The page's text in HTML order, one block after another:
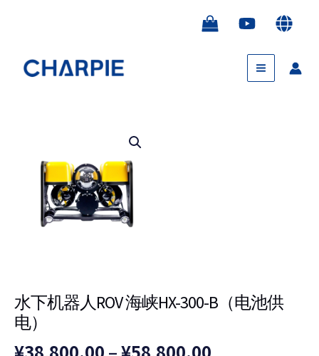
Main
Menu
水下机器人ROV 海峡HX-300-B（电池供
电）
300-
B（电
池